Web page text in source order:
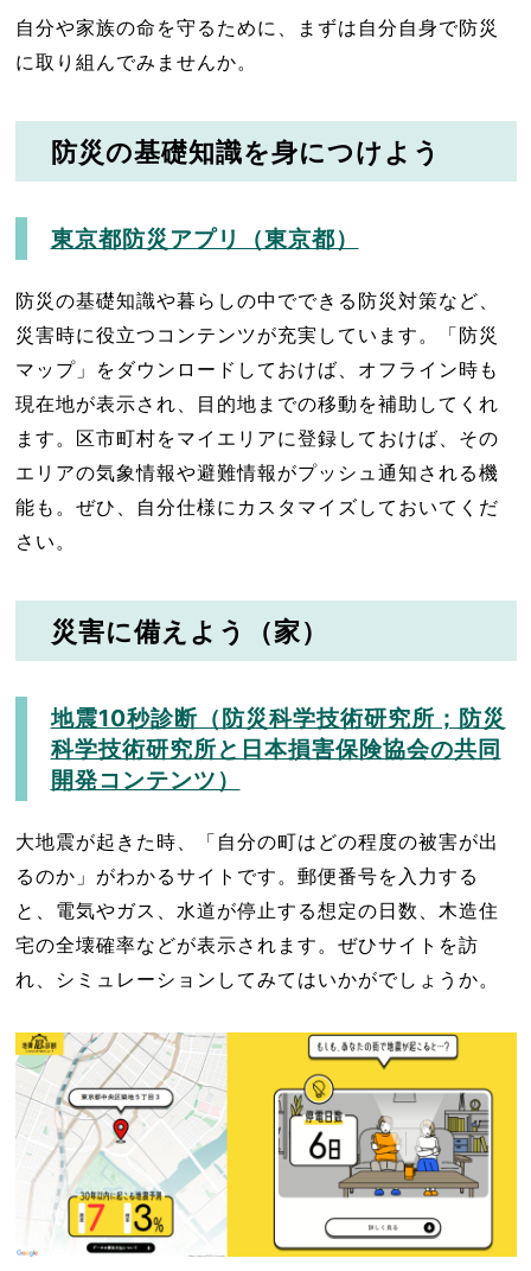
自分や家族の命を守るために、まずは自分自身で防災
に取り組んでみませんか。
防災の基礎知識を身につけよう
東京都防災アプリ（東京都）
防災の基礎知識や暮らしの中でできる防災対策など、
災害時に役立つコンテンツが充実しています。「防災
マップ」をダウンロードしておけば、オフライン時も
現在地が表示され、目的地までの移動を補助してくれ
ます。区市町村をマイエリアに登録しておけば、その
エリアの気象情報や避難情報がプッシュ通知される機
能も。ぜひ、自分仕様にカスタマイズしておいてくだ
さい。
災害に備えよう（家）
地震10秒診断（防災科学技術研究所；防災
科学技術研究所と日本損害保険協会の共同
開発コンテンツ）
大地震が起きた時、「自分の町はどの程度の被害が出
るのか」がわかるサイトです。郵便番号を入力する
と、電気やガス、水道が停止する想定の日数、木造住
宅の全壊確率などが表示されます。ぜひサイトを訪
れ、シミュレーションしてみてはいかがでしょうか。